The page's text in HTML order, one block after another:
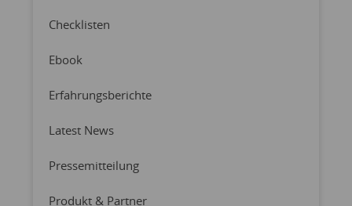
Checklisten
Ebook
Erfahrungsberichte
Latest News
Pressemitteilung
Produkt & Partner